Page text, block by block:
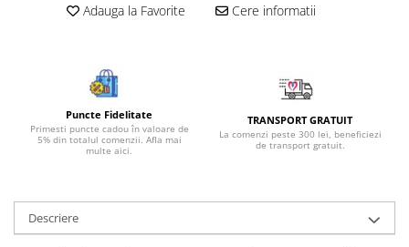
Bijuterii rodocrozit
Bijuterii sidef si abalone
Bijuterii smarald
Bijuterii sodalit
Bijuterii tanzanit
Adauga la Favorite Cere informatii
Puncte Fidelitate
Primesti puncte cadou în valoare de
5% din totalul comenzii. Afla mai
multe aici.
TRANSPORT GRATUIT
La comenzi peste 300 lei, beneficiezi
de transport gratuit.
Descriere